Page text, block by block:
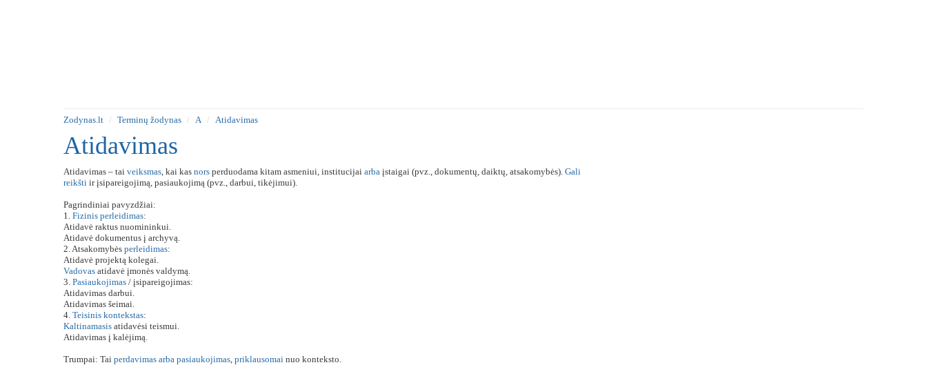
Zodynas.lt Terminų žodynas A Atidavimas
Atidavimas
Atidavimas – tai veiksmas, kai kas nors perduodama kitam asmeniui, institucijai arba įstaigai (pvz., dokumentų, daiktų, atsakomybės). Gali
reikšti ir įsipareigojimą, pasiaukojimą (pvz., darbui, tikėjimui).
Pagrindiniai pavyzdžiai:
1. Fizinis perleidimas:
Atidavė raktus nuomininkui.
Atidavė dokumentus į archyvą.
2. Atsakomybės perleidimas:
Atidavė projektą kolegai.
Vadovas atidavė įmonės valdymą.
3. Pasiaukojimas / įsipareigojimas:
Atidavimas darbui.
Atidavimas šeimai.
4. Teisinis kontekstas:
Kaltinamasis atidavėsi teismui.
Atidavimas į kalėjimą.
Trumpai: Tai perdavimas arba pasiaukojimas, priklausomai nuo konteksto.